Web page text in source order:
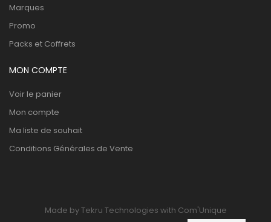
Marques
Promo
Packs et Coffrets
MON COMPTE
Voir le panier
Mon compte
Ma liste de souhait
Conditions Générales de Vente
Made by Tekru Technologies with Com'Unique